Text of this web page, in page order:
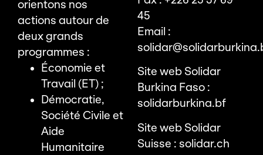
orientons nos
actions autour de
deux grands
programmes :
Économie et
Travail (ET) ;
Démocratie,
Société Civile et
Aide
Humanitaire
45
Email :
Site web Solidar
Burkina Faso :
solidarburkina.bf
Site web Solidar
Suisse : solidar.ch